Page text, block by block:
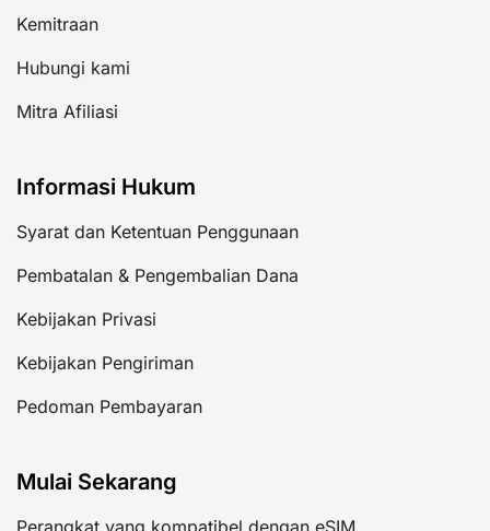
Kemitraan
Hubungi kami
Mitra Afiliasi
Informasi Hukum
Syarat dan Ketentuan Penggunaan
Pembatalan & Pengembalian Dana
Kebijakan Privasi
Kebijakan Pengiriman
Pedoman Pembayaran
Mulai Sekarang